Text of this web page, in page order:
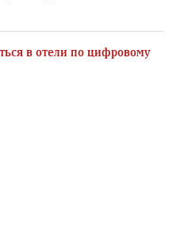
в отели по цифровому